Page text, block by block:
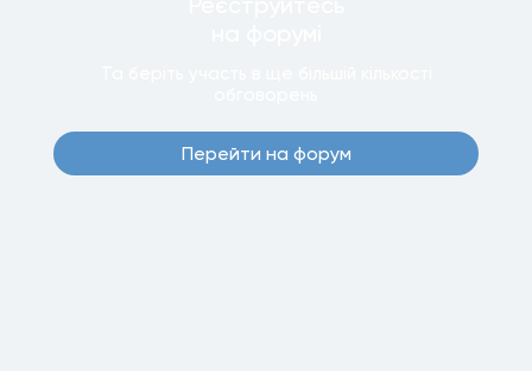
Перейти на форум